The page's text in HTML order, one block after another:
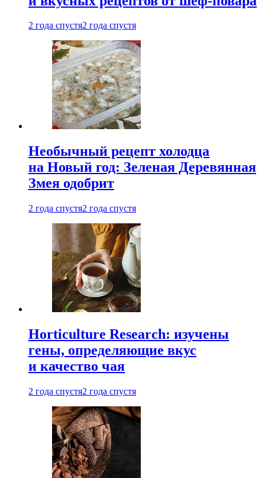
2 года спустя2 года спустя
Необычный рецепт холодца
на Новый год: Зеленая Деревянная
Змея одобрит
2 года спустя2 года спустя
Horticulture Research: изучены
гены, определяющие вкус
и качество чая
2 года спустя2 года спустя